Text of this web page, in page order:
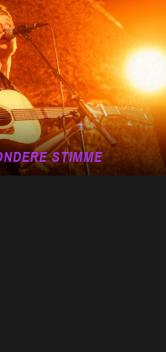
STIMME